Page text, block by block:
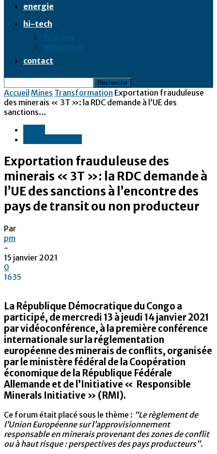
energie
hi-tech
Télécom
Numérique
contact
Accueil Mines Transformation Exportation frauduleuse
des minerais « 3T »: la RDC demande à l’UE des
sanctions...
Exportation frauduleuse des
minerais « 3T »: la RDC demande à
l’UE des sanctions à l’encontre des
pays de transit ou non producteur
Par
pm
-
15 janvier 2021
0
1635
La République Démocratique du Congo a
participé, de mercredi 13 à jeudi 14 janvier 2021
par vidéoconférence, à la première conférence
internationale sur la réglementation
européenne des minerais de conflits, organisée
par le ministère fédéral de la Coopération
économique de la République Fédérale
Allemande et de l’Initiative « Responsible
Minerals Initiative » (RMI).
Ce forum était placé sous le thème : “Le règlement de
l’Union Européenne sur l’approvisionnement
responsable en minerais provenant des zones de conflit
ou à haut risque : perspectives des pays producteurs”.